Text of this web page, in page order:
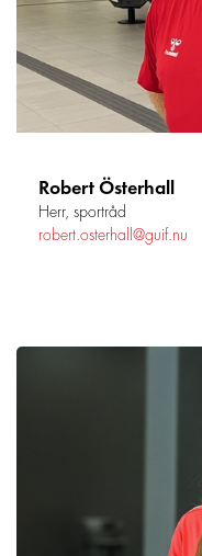
Robert Österhall
Herr, sportråd
robert.osterhall@guif.nu